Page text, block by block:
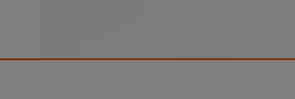
This video player may use cookies or other